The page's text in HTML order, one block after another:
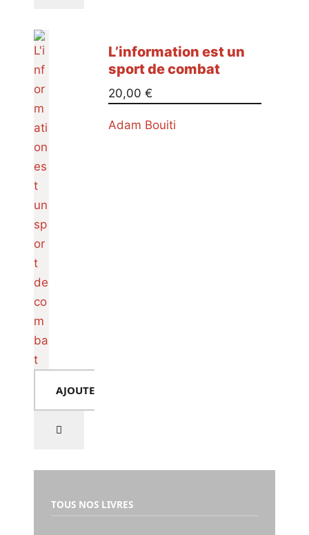
AJOUTER AU PANIER
L’information est un
sport de combat
20,00 €
Adam Bouiti
TOUS NOS LIVRES